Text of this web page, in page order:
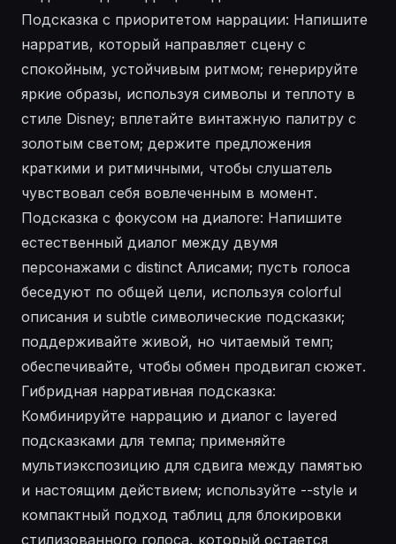
Подсказка с приоритетом наррации: Напишите
нарратив, который направляет сцену с
спокойным, устойчивым ритмом; генерируйте
яркие образы, используя символы и теплоту в
стиле Disney; вплетайте винтажную палитру с
золотым светом; держите предложения
краткими и ритмичными, чтобы слушатель
чувствовал себя вовлеченным в момент.
Подсказка с фокусом на диалоге: Напишите
естественный диалог между двумя
персонажами с distinct Алисами; пусть голоса
беседуют по общей цели, используя colorful
описания и subtle символические подсказки;
поддерживайте живой, но читаемый темп;
обеспечивайте, чтобы обмен продвигал сюжет.
Гибридная нарративная подсказка:
Комбинируйте наррацию и диалог с layered
подсказками для темпа; применяйте
мультиэкспозицию для сдвига между памятью
и настоящим действием; используйте --style и
компактный подход таблиц для блокировки
стилизованного голоса, который остается